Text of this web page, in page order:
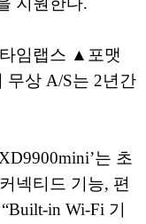
임랩스 ▲포맷
무상 A/S는 2년간
는 초
넥티드 기능, 편
in Wi-Fi 기